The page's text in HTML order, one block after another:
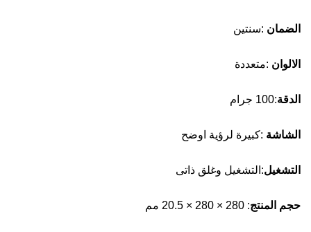
الضمان :سنتين
الالوان :متعددة
الدقة:100 جرام
الشاشة :كبيرة لرؤية اوضح
التشغيل:التشغيل وغلق ذاتى
حجم المنتج: 280 × 280 × 20.5 مم